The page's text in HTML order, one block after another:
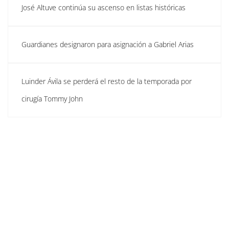
José Altuve continúa su ascenso en listas históricas
Guardianes designaron para asignación a Gabriel Arias
Luinder Ávila se perderá el resto de la temporada por
cirugía Tommy John